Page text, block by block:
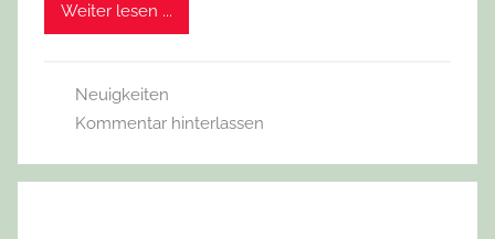
Weiter lesen ...
Neuigkeiten
Kommentar hinterlassen